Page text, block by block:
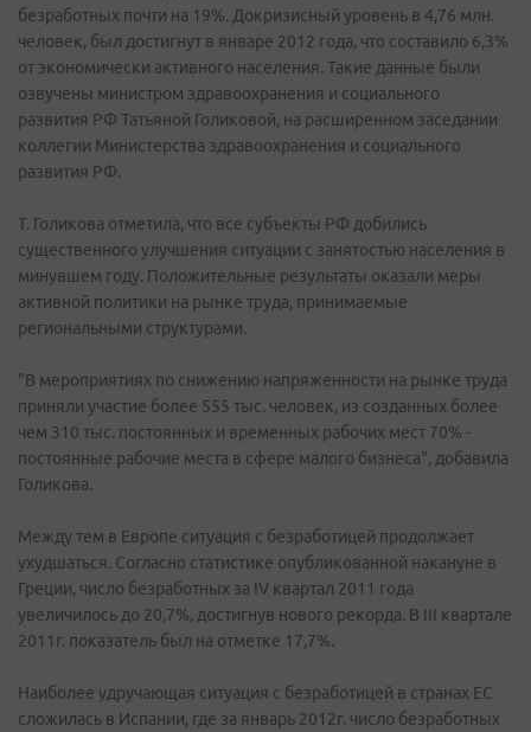
безработных почти на 19%. Докризисный уровень в 4,76 млн.
человек, был достигнут в январе 2012 года, что составило 6,3%
от экономически активного населения. Такие данные были
озвучены министром здравоохранения и социального
развития РФ Татьяной Голиковой, на расширенном заседании
коллегии Министерства здравоохранения и социального
развития РФ.
Т. Голикова отметила, что все субъекты РФ добились
существенного улучшения ситуации с занятостью населения в
минувшем году. Положительные результаты оказали меры
активной политики на рынке труда, принимаемые
региональными структурами.
"В мероприятиях по снижению напряженности на рынке труда
приняли участие более 555 тыс. человек, из созданных более
чем 310 тыс. постоянных и временных рабочих мест 70% -
постоянные рабочие места в сфере малого бизнеса", добавила
Голикова.
Между тем в Европе ситуация с безработицей продолжает
ухудшаться. Согласно статистике опубликованной накануне в
Греции, число безработных за IV квартал 2011 года
увеличилось до 20,7%, достигнув нового рекорда. В III квартале
2011г. показатель был на отметке 17,7%.
Наиболее удручающая ситуация с безработицей в странах ЕС
сложилась в Испании, где за январь 2012г. число безработных